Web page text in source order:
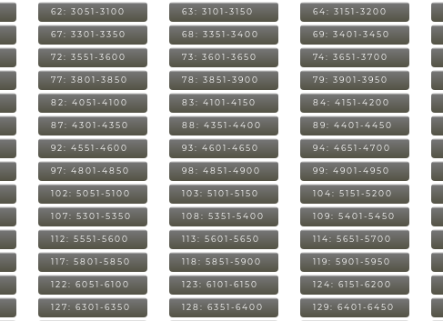
62: 3051-3100 63: 3101-3150 64: 3151-3200
67: 3301-3350 68: 3351-3400 69: 3401-3450
72: 3551-3600 73: 3601-3650 74: 3651-3700
77: 3801-3850 78: 3851-3900 79: 3901-3950
82: 4051-4100 83: 4101-4150 84: 4151-4200
87: 4301-4350 88: 4351-4400 89: 4401-4450
92: 4551-4600 93: 4601-4650 94: 4651-4700
97: 4801-4850 98: 4851-4900 99: 4901-4950
102: 5051-5100 103: 5101-5150 104: 5151-5200
107: 5301-5350 108: 5351-5400 109: 5401-5450
112: 5551-5600 113: 5601-5650 114: 5651-5700
117: 5801-5850 118: 5851-5900 119: 5901-5950
122: 6051-6100 123: 6101-6150 124: 6151-6200
127: 6301-6350 128: 6351-6400 129: 6401-6450